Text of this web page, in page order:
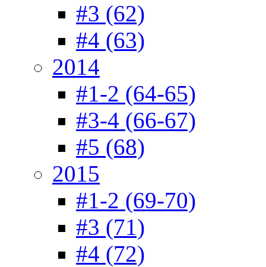
#3 (62)
#4 (63)
2014
#1-2 (64-65)
#3-4 (66-67)
#5 (68)
2015
#1-2 (69-70)
#3 (71)
#4 (72)